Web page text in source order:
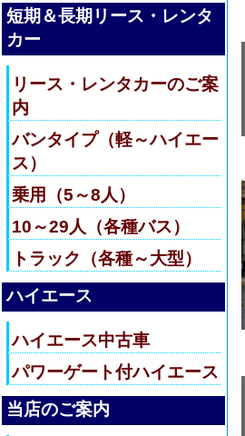
短期＆長期リース・レンタ
カー
リース・レンタカーのご案
内
バンタイプ（軽～ハイエー
ス）
乗用（5～8人）
10～29人（各種バス）
トラック（各種～大型）
ハイエース
ハイエース中古車
パワーゲート付ハイエース
当店のご案内